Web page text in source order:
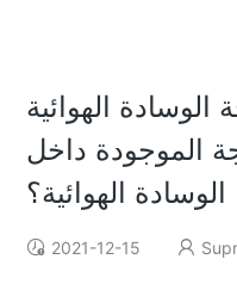
الهوائية
الموجودة داخل
الوسادة الهوائية؟
2021-12-15